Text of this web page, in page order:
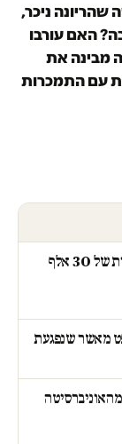
שהריונה ניכר,
האם עורבו
מבינה את
עם התמכרות
רשות האוכלוסין דרשה מקורבן סחר בבנ״א ערבות של 30 אלף
מאשר שנפגעת